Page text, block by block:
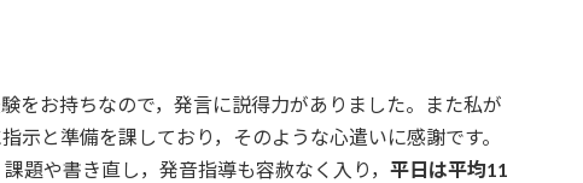
をお持ちなので，発言に説得力がありました。また私が
示と準備を課しており，そのような心遣いに感謝です。
題や書き直し，発音指導も容赦なく入り， 平日は平均11